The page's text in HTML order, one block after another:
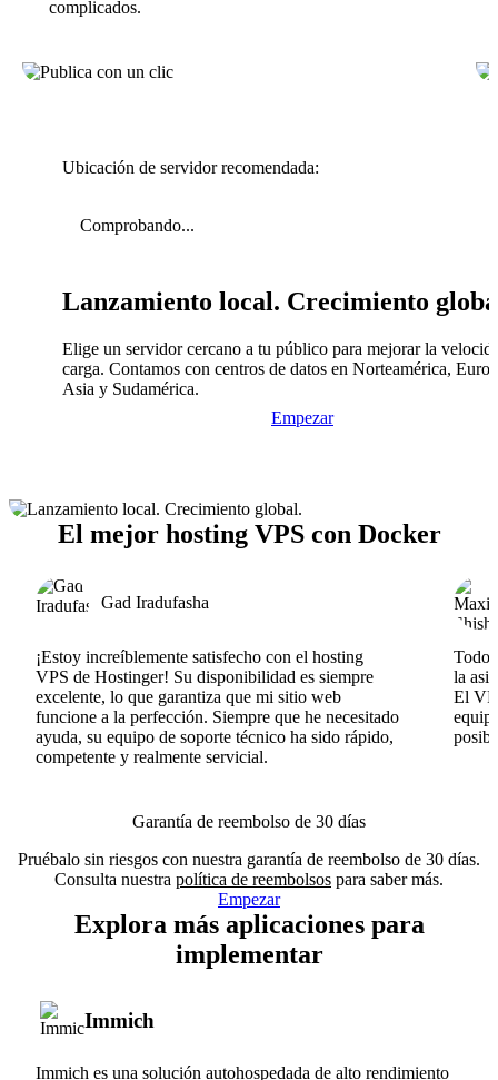
complicados.
Ubicación de servidor recomendada:
Comprobando...
Lanzamiento local. Crecimiento
Elige un servidor cercano a tu público para mejorar la
carga. Contamos con centros de datos en Norteamérica,
Asia y Sudamérica.
Empezar
El mejor hosting VPS con Docker
Gad Iradufasha
¡Estoy increíblemente satisfecho con el hosting
VPS de Hostinger! Su disponibilidad es siempre
excelente, lo que garantiza que mi sitio web
funcione a la perfección. Siempre que he necesitado
ayuda, su equipo de soporte técnico ha sido rápido,
competente y realmente servicial.
Todo
la
El
Garantía de reembolso de 30 días
Pruébalo sin riesgos con nuestra garantía de reembolso de 30 días.
Consulta nuestra política de reembolsos para saber más.
Empezar
Explora más aplicaciones para
implementar
Immich
Immich es una solución autohospedada de alto rendimiento